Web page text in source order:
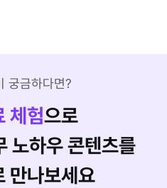
궁금하다면?
체험으로
하우 콘텐츠를
만나보세요